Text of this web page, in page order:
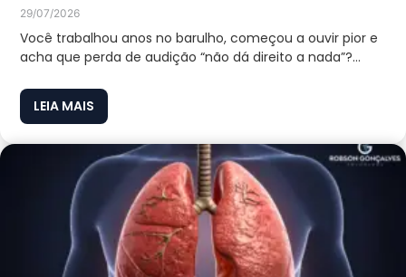
29/07/2026
Você trabalhou anos no barulho, começou a ouvir pior e
acha que perda de audição “não dá direito a nada”?...
LEIA MAIS